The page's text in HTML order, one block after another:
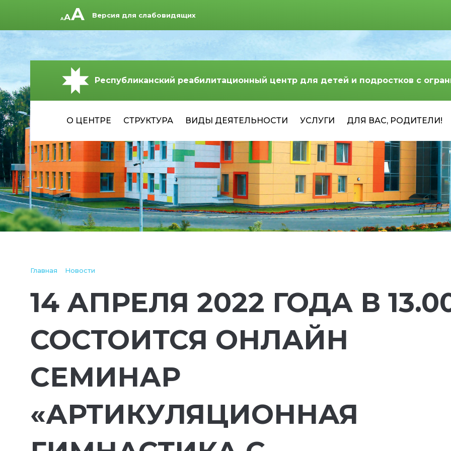
Версия для слабовидящих
Республиканский реабилитационный центр для детей и подростков с
О ЦЕНТРЕ СТРУКТУРА ВИДЫ ДЕЯТЕЛЬНОСТИ УСЛУГИ ДЛЯ ВАС, РОДИТЕЛИ!
Главная Новости
14 АПРЕЛЯ 2022 ГОДА В
СОСТОИТСЯ ОНЛАЙН
СЕМИНАР
«АРТИКУЛЯЦИОННАЯ